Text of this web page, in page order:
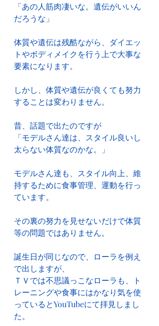
「あの人筋肉凄いな。遺伝がいいん
だろうな」
体質や遺伝は残酷ながら、ダイエッ
トやボディメイクを行う上で大事な
要素になります。
しかし、体質や遺伝が良くても努力
することは変わりません。
昔、話題で出たのですが
「モデルさん達は、スタイル良いし
太らない体質なのかな。」
モデルさん達も、スタイル向上、維
持するために食事管理、運動を行っ
ています。
その裏の努力を見せないだけで体質
等の問題ではありません。
誕生日が同じなので、ローラを例え
で出しますが、
ＴＶでは不思議っこなローラも、ト
レーニングや食事にはかなり気を使
っているとYouTubeにて拝見しまし
た。